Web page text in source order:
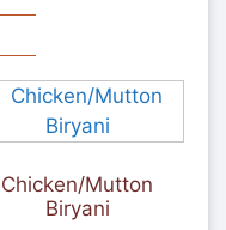
Chicken/Mutton
Biryani